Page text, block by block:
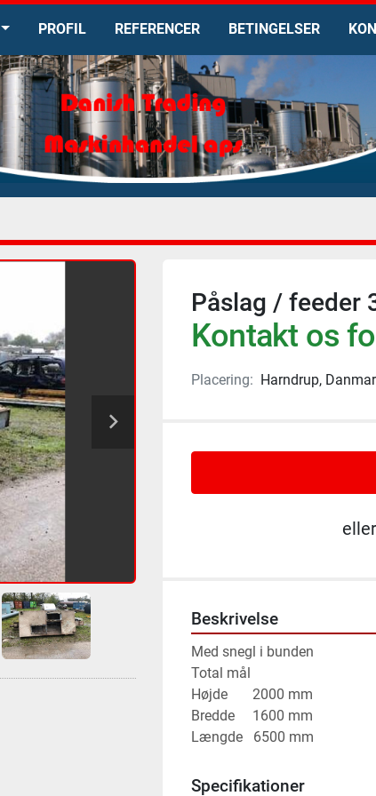
PROFIL REFERENCER BETINGELSER
Påslag / feeder
Kontakt os
Placering: Harndrup,
eller
Beskrivelse
Med snegl i bunden
Total mål
Højde       2000 mm
Bredde     1600 mm
Længde   6500 mm
Specifikationer